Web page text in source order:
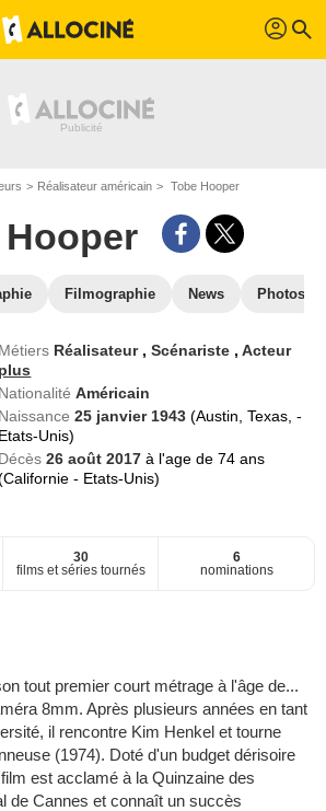
profil search
Réalisateur américain Tobe Hooper
Hooper
Filmographie News Photos
Métiers Réalisateur ,Scénariste ,Acteur
plus
NationalitéAméricain
Naissance25 janvier 1943(Austin, Texas, -
Etats-Unis)
Décès26 août 2017à l'age de 74 ans
- Etats-Unis)
30
films et séries tournés
6
nominations
tout premier court métrage à l'âge de...
8mm. Après plusieurs années en tant
il rencontre Kim Henkel et tourne
(1974). Doté d'un budget dérisoire
est acclamé à la Quinzaine des
de Cannes et connaît un succès